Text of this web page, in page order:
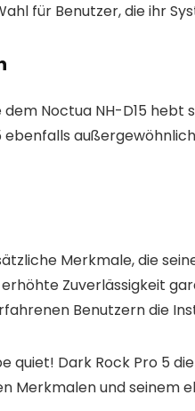
für Benutzer, die ihr
Noctua NH-D15
Merkmale, die
Zuverlässigkeit
Benutzern die
quiet! Dark Rock Pro 5
Merkmalen und seinem